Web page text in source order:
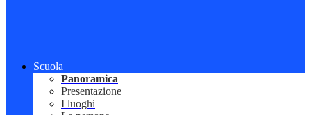
Scuola
Panoramica
Presentazione
I luoghi